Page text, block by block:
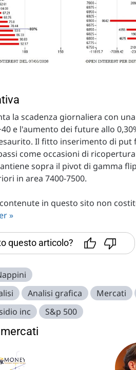
la scadenza giornaliera con
e l'aumento dei future allo
Il fitto inserimento di
come occasioni di
sopra il pivot di gamma
in area 7400-7500.
in questo sito non
»
questo articolo?
Analisi grafica Mercati
inc S&p 500